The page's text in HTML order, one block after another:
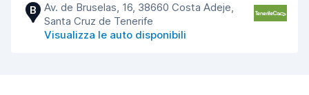
B
Av. de Bruselas, 16, 38660 Costa Adeje,
Santa Cruz de Tenerife
Visualizza le auto disponibili